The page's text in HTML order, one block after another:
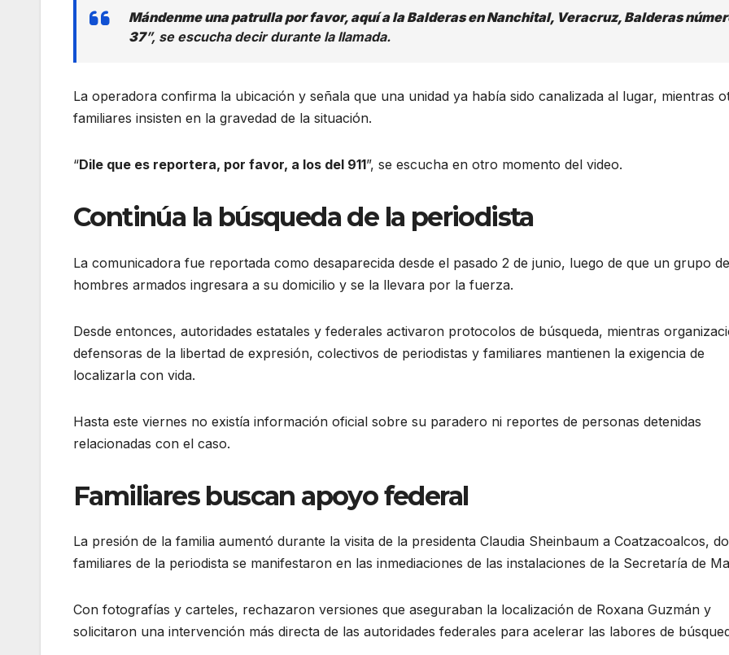
Mándenme una patrulla por favor, aquí a la Balderas en Nanchital, Veracruz, Balderas
37”, se escucha decir durante la llamada.
La operadora confirma la ubicación y señala que una unidad ya había sido canalizada al lugar, mientras
familiares insisten en la gravedad de la situación.
“Dile que es reportera, por favor, a los del 911”, se escucha en otro momento del video.
Continúa la búsqueda de la periodista
La comunicadora fue reportada como desaparecida desde el pasado 2 de junio, luego de que un grupo de
hombres armados ingresara a su domicilio y se la llevara por la fuerza.
Desde entonces, autoridades estatales y federales activaron protocolos de búsqueda, mientras
defensoras de la libertad de expresión, colectivos de periodistas y familiares mantienen la exigencia de
localizarla con vida.
Hasta este viernes no existía información oficial sobre su paradero ni reportes de personas detenidas
relacionadas con el caso.
Familiares buscan apoyo federal
La presión de la familia aumentó durante la visita de la presidenta Claudia Sheinbaum a Coatzacoalcos,
familiares de la periodista se manifestaron en las inmediaciones de las instalaciones de la Secretaría de
Con fotografías y carteles, rechazaron versiones que aseguraban la localización de Roxana Guzmán y
solicitaron una intervención más directa de las autoridades federales para acelerar las labores de